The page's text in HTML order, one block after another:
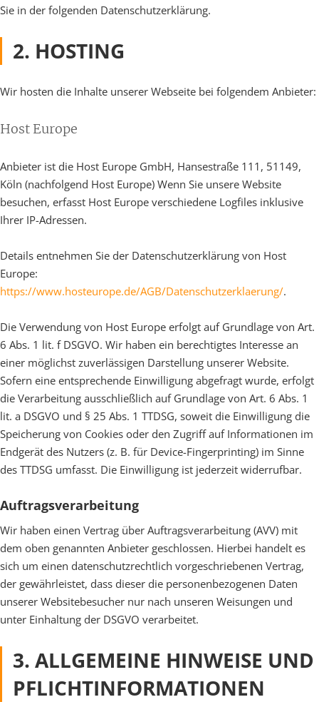
Sie in der folgenden Datenschutzerklärung.
2. HOSTING
Wir hosten die Inhalte unserer Webseite bei folgendem Anbieter:
Host Europe
Anbieter ist die Host Europe GmbH, Hansestraße 111, 51149,
Köln (nachfolgend Host Europe) Wenn Sie unsere Website
besuchen, erfasst Host Europe verschiedene Logfiles inklusive
Ihrer IP-Adressen.
Details entnehmen Sie der Datenschutzerklärung von Host
Europe:
https://www.hosteurope.de/AGB/Datenschutzerklaerung/.
Die Verwendung von Host Europe erfolgt auf Grundlage von Art.
6 Abs. 1 lit. f DSGVO. Wir haben ein berechtigtes Interesse an
einer möglichst zuverlässigen Darstellung unserer Website.
Sofern eine entsprechende Einwilligung abgefragt wurde, erfolgt
die Verarbeitung ausschließlich auf Grundlage von Art. 6 Abs. 1
lit. a DSGVO und § 25 Abs. 1 TTDSG, soweit die Einwilligung die
Speicherung von Cookies oder den Zugriff auf Informationen im
Endgerät des Nutzers (z. B. für Device-Fingerprinting) im Sinne
des TTDSG umfasst. Die Einwilligung ist jederzeit widerrufbar.
Auftragsverarbeitung
Wir haben einen Vertrag über Auftragsverarbeitung (AVV) mit
dem oben genannten Anbieter geschlossen. Hierbei handelt es
sich um einen datenschutzrechtlich vorgeschriebenen Vertrag,
der gewährleistet, dass dieser die personenbezogenen Daten
unserer Websitebesucher nur nach unseren Weisungen und
unter Einhaltung der DSGVO verarbeitet.
3. ALLGEMEINE HINWEISE UND
PFLICHT­INFORMATIONEN